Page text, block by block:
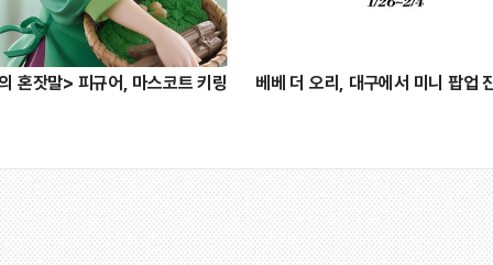
혼잣말> 피규어, 마스코트 키링 베베 더 오리, 대구에서 미니 팝업